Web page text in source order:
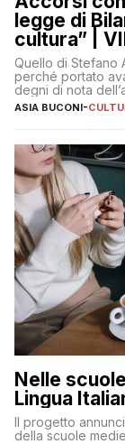
legge di
cultura” |
Quello di Stefano
perché portato
degni di nota
ASIA BUCONI-
Nelle
Lingua
Il progetto
della scuole medie